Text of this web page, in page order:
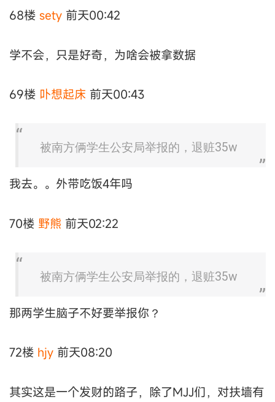
68楼 sety 前天00:42
学不会，只是好奇，为啥会被拿数据
69楼 卟想起床 前天00:43
被南方俩学生公安局举报的，退赃35w
我去。。外带吃饭4年吗
70楼 野熊 前天02:22
被南方俩学生公安局举报的，退赃35w
那两学生脑子不好要举报你？
72楼 hjy 前天08:20
其实这是一个发财的路子，除了MJJ们，对扶墙有